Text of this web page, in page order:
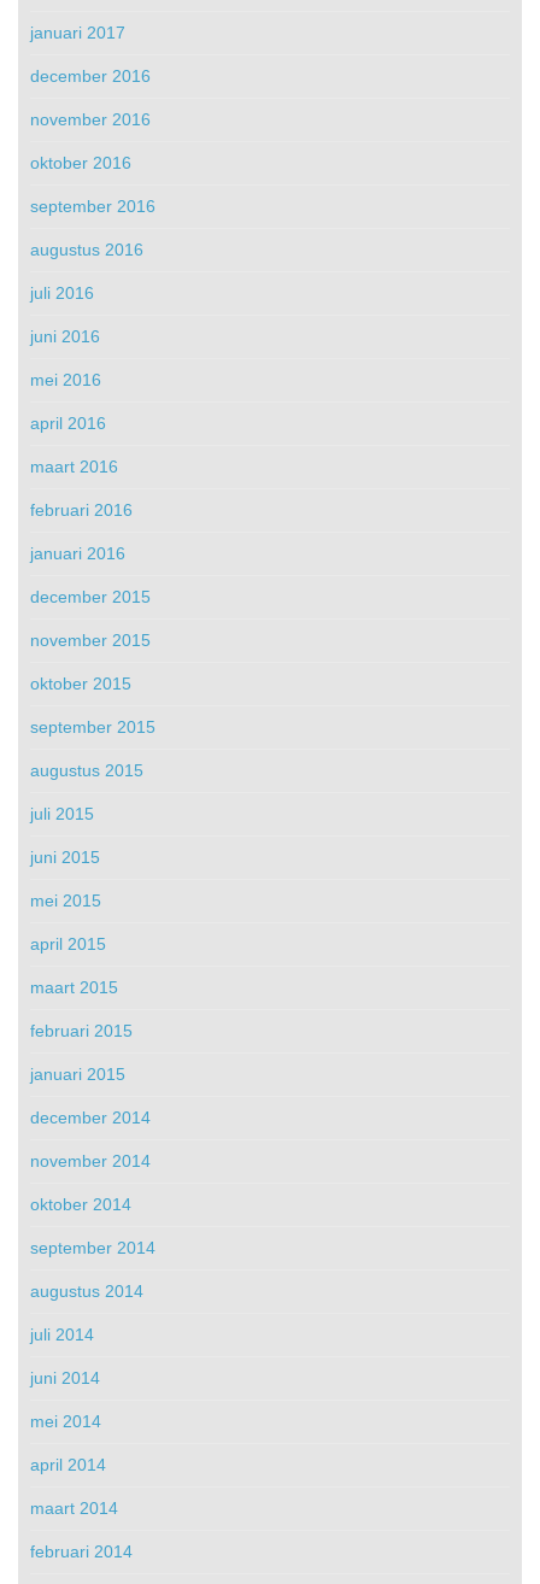
januari 2017
december 2016
november 2016
oktober 2016
september 2016
augustus 2016
juli 2016
juni 2016
mei 2016
april 2016
maart 2016
februari 2016
januari 2016
december 2015
november 2015
oktober 2015
september 2015
augustus 2015
juli 2015
juni 2015
mei 2015
april 2015
maart 2015
februari 2015
januari 2015
december 2014
november 2014
oktober 2014
september 2014
augustus 2014
juli 2014
juni 2014
mei 2014
april 2014
maart 2014
februari 2014